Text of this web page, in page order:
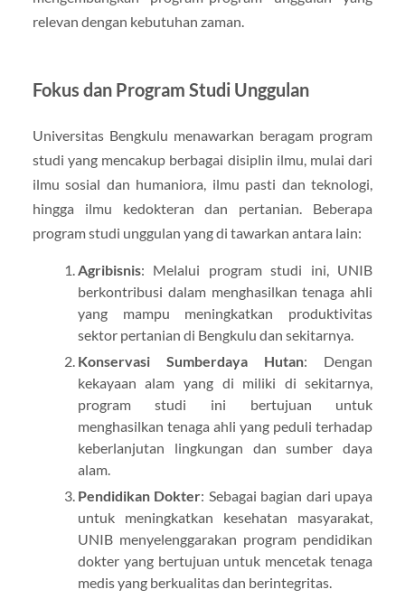
relevan dengan kebutuhan zaman.
Fokus dan Program Studi Unggulan
Universitas Bengkulu menawarkan beragam program
studi yang mencakup berbagai disiplin ilmu, mulai dari
ilmu sosial dan humaniora, ilmu pasti dan teknologi,
hingga ilmu kedokteran dan pertanian. Beberapa
program studi unggulan yang di tawarkan antara lain:
Agribisnis: Melalui program studi ini, UNIB
berkontribusi dalam menghasilkan tenaga ahli
yang mampu meningkatkan produktivitas
sektor pertanian di Bengkulu dan sekitarnya.
Konservasi Sumberdaya Hutan: Dengan
kekayaan alam yang di miliki di sekitarnya,
program studi ini bertujuan untuk
menghasilkan tenaga ahli yang peduli terhadap
keberlanjutan lingkungan dan sumber daya
alam.
Pendidikan Dokter: Sebagai bagian dari upaya
untuk meningkatkan kesehatan masyarakat,
UNIB menyelenggarakan program pendidikan
dokter yang bertujuan untuk mencetak tenaga
medis yang berkualitas dan berintegritas.